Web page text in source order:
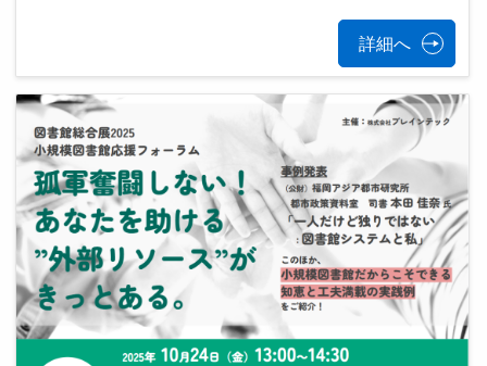
詳細へ